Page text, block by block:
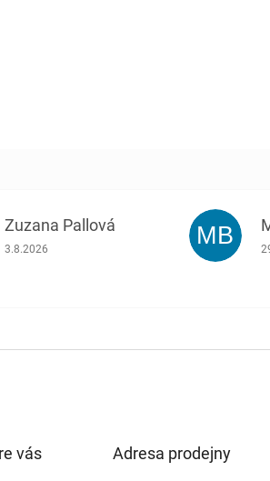
Zuzana Pallová
Hodnotenie obchodu je 5 z 5 hviezdičiek.
3.8.2026 MB
vás Adresa prodejny